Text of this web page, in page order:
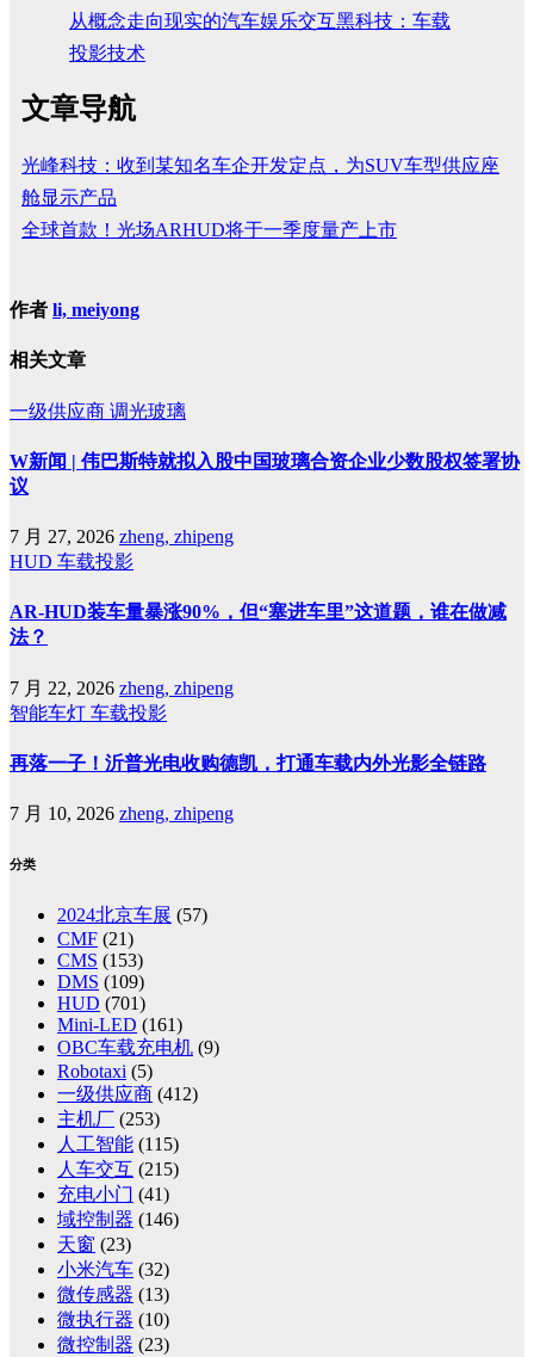
从概念走向现实的汽车娱乐交互黑科技：车载
投影技术
文章导航
光峰科技：收到某知名车企开发定点，为SUV车型供应座
舱显示产品
全球首款！光场ARHUD将于一季度量产上市
作者 li, meiyong
相关文章
一级供应商 调光玻璃
W新闻 | 伟巴斯特就拟入股中国玻璃合资企业少数股权签署协
议
7 月 27, 2026 zheng, zhipeng
HUD 车载投影
AR-HUD装车量暴涨90%，但“塞进车里”这道题，谁在做减
法？
7 月 22, 2026 zheng, zhipeng
智能车灯 车载投影
再落一子！沂普光电收购德凯，打通车载内外光影全链路
7 月 10, 2026 zheng, zhipeng
分类
2024北京车展 (57)
CMF (21)
CMS (153)
DMS (109)
HUD (701)
Mini-LED (161)
OBC车载充电机 (9)
Robotaxi (5)
一级供应商 (412)
主机厂 (253)
人工智能 (115)
人车交互 (215)
充电小门 (41)
域控制器 (146)
天窗 (23)
小米汽车 (32)
微传感器 (13)
微执行器 (10)
微控制器 (23)